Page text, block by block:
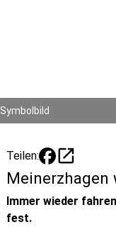
Symbolbild
Teilen: open_in_new
Meinerzhagen
Immer wieder
fest.